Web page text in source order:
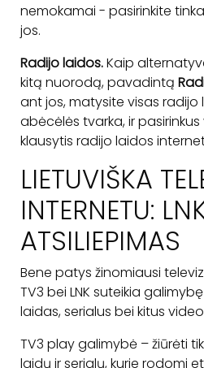
nemokamai - pasirinkite
jos.
Radijo laidos.Kaip
kitą nuorodą, pavadintą
ant jos, matysite visas radijo
abėcėlės tvarka, ir
klausytis radijo laidos
LIETUVIŠKA
INTERNETU:
ATSILIEPIMAS
Bene patys žinomiausi
TV3 bei LNK suteikia
laidas, serialus bei kitus
TV3 play galimybė – žiūrėti
laidų ir serialų, kurie rodomi